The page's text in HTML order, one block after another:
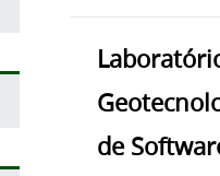
de